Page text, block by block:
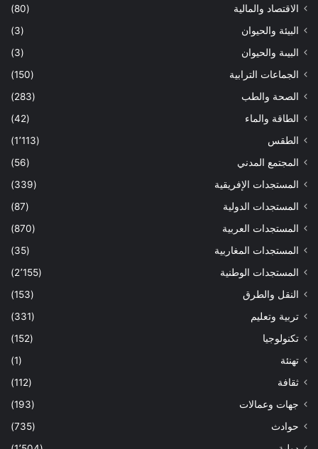
الاقتصاد والمالية
(80)
البيئة والحيوان
(3)
البيىة والحيوان
(3)
الجماعات الترابية
(150)
الصحة والطب
(283)
الطاقة والماء
(42)
الطقس
(1٬113)
المجتمع المدني
(56)
المستجدات الإفريقية
(339)
المستجدات الدولية
(87)
المستجدات العربية
(870)
المستجدات المغاربية
(35)
المستجدات الوطنية
(2٬155)
النقل والطرق
(153)
تربية وتعليم
(331)
تكنولوجيا
(152)
تهنئة
(1)
ثقافة
(112)
جهات وعمالات
(193)
حوادث
(735)